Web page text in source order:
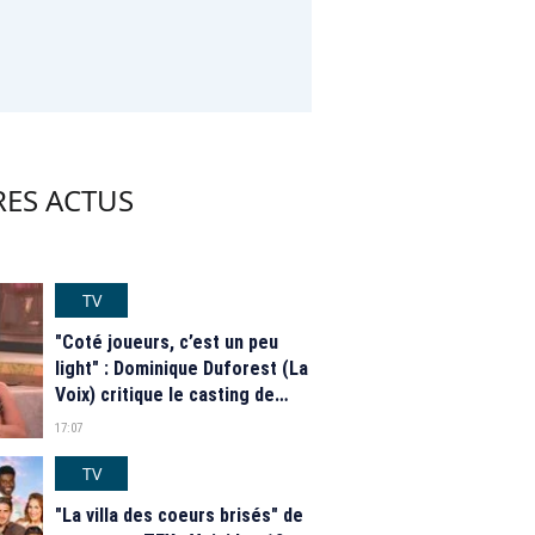
ACTUS
TV
"Coté joueurs, c’est un peu
light" : Dominique Duforest (La
Voix) critique le casting de
"Secret Story" 2026
17:07
TV
"La villa des coeurs brisés" de